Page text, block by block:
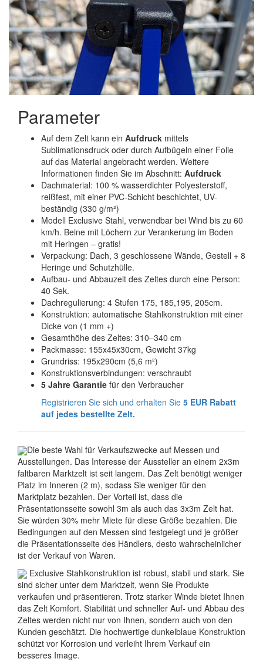
Parameter
Auf dem Zelt kann ein Aufdruck mittels
Sublimationsdruck oder durch Aufbügeln einer Folie
auf das Material angebracht werden. Weitere
Informationen finden Sie im Abschnitt: Aufdruck
Dachmaterial: 100 % wasserdichter Polyesterstoff,
reißfest, mit einer PVC-Schicht beschichtet, UV-
beständig (330 g/m²)
Modell Exclusive Stahl, verwendbar bei Wind bis zu 60
km/h. Beine mit Löchern zur Verankerung im Boden
mit Heringen – gratis!
Verpackung: Dach, 3 geschlossene Wände, Gestell + 8
Heringe und Schutzhülle.
Aufbau- und Abbauzeit des Zeltes durch eine Person:
40 Sek.
Dachregulierung: 4 Stufen 175, 185,195, 205cm.
Konstruktion: automatische Stahlkonstruktion mit einer
Dicke von (1 mm +)
Gesamthöhe des Zeltes: 310–340 cm
Packmasse: 155x45x30cm, Gewicht 37kg
Grundriss: 195x290cm (5,6 m²)
Konstruktionsverbindungen: verschraubt
5 Jahre Garantie für den Verbraucher
Registrieren Sie sich und erhalten Sie 5 EUR Rabatt
auf jedes bestellte Zelt.
Die beste Wahl für Verkaufszwecke auf Messen und
Ausstellungen. Das Interesse der Aussteller an einem 2x3m
faltbaren Marktzelt ist seit langem. Das Zelt benötigt weniger
Platz im Inneren (2 m), sodass Sie weniger für den
Marktplatz bezahlen. Der Vorteil ist, dass die
Präsentationsseite sowohl 3m als auch das 3x3m Zelt hat.
Sie würden 30% mehr Miete für diese Größe bezahlen. Die
Bedingungen auf den Messen sind festgelegt und je größer
die Präsentationsseite des Händlers, desto wahrscheinlicher
ist der Verkauf von Waren.
Exclusive Stahlkonstruktion ist robust, stabil und stark. Sie
sind sicher unter dem Marktzelt, wenn Sie Produkte
verkaufen und präsentieren. Trotz starker Winde bietet Ihnen
das Zelt Komfort. Stabilität und schneller Auf- und Abbau des
Zeltes werden nicht nur von Ihnen, sondern auch von den
Kunden geschätzt. Die hochwertige dunkelblaue Konstruktion
schützt vor Korrosion und verleiht Ihrem Verkauf ein
besseres Image.